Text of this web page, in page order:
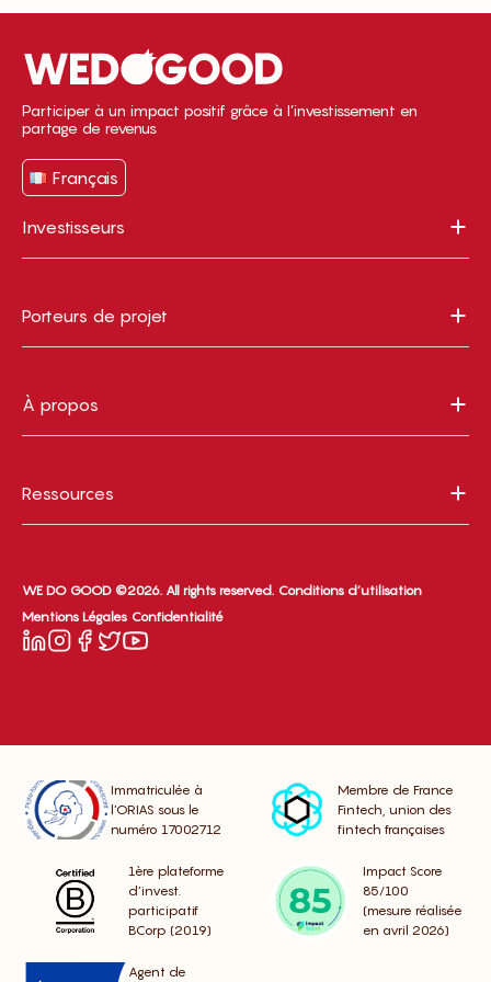
Participer à un impact positif grâce à l’investissement en
partage de revenus
Français
Investisseurs
Porteurs de projet
À propos
Ressources
WE DO GOOD ©2026. All rights reserved. Conditions d’utilisation
Mentions Légales Confidentialité
Immatriculée à
l’ORIAS sous le
numéro 17002712
Membre de France
Fintech, union des
fintech françaises
1ère plateforme
d’invest.
participatif
BCorp (2019)
Impact Score
85/100
(mesure réalisée
en avril 2026)
Agent de